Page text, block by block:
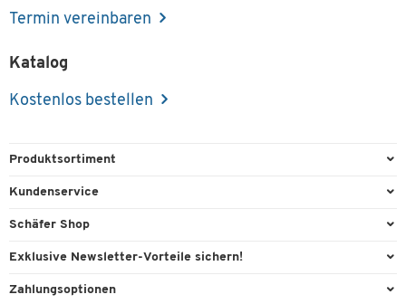
Termin vereinbaren
Katalog
Kostenlos bestellen
Produktsortiment
Büroausstattung
Reinigung & Hygiene
Kundenservice
Direktbestellung
Recycling
Schäfer Shop
Services & Leistungen
Exklusive Newsletter-Vorteile sichern!
Willkommensgeschenk
Zahlungsoptionen